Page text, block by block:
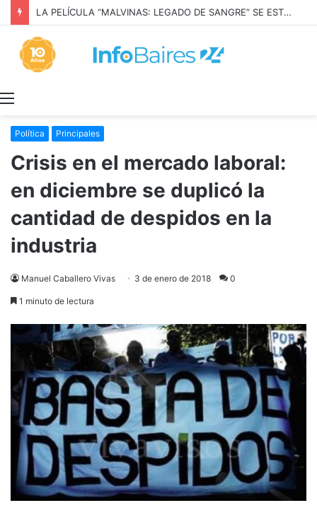
LA PELÍCULA “MALVINAS: LEGADO DE SANGRE” SE ESTRENARÁ EN PRIME VIDEO
Política Principales
Crisis en el mercado laboral:
en diciembre se duplicó la
cantidad de despidos en la
industria
Manuel Caballero Vivas 3 de enero de 2018 0
1 minuto de lectura